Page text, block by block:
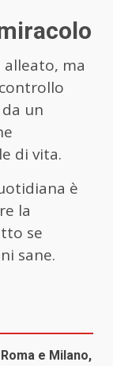
ma
un
di vita.
è
la
se
sane.
e Milano,